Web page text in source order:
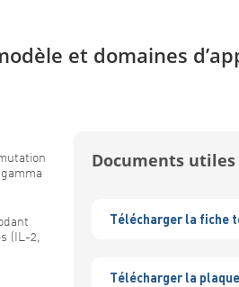
et domaines
(IL-2,
Documents utiles
Télécharger la fiche
Télécharger la